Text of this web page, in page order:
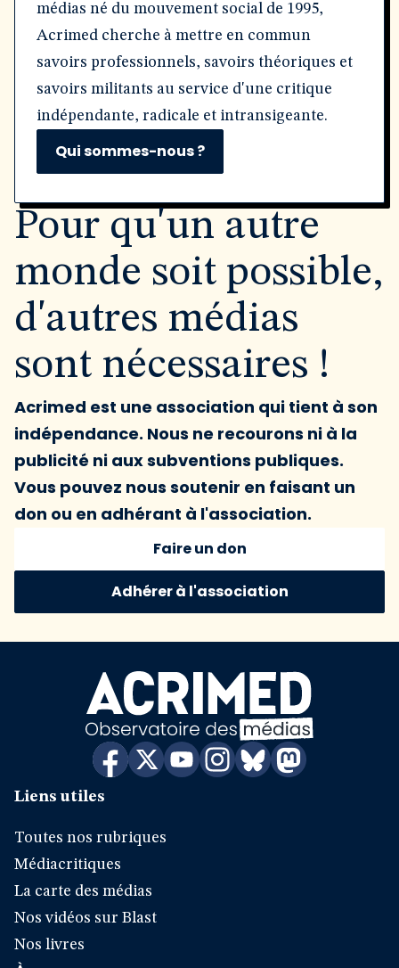
médias né du mouvement social de 1995,
Acrimed cherche à mettre en commun
savoirs professionnels, savoirs théoriques et
savoirs militants au service d'une critique
indépendante, radicale et intransigeante.
Qui sommes-nous ?
Pour qu'un autre
monde soit possible,
d'autres médias
sont nécessaires !
Acrimed est une association qui tient à son
indépendance. Nous ne recourons ni à la
publicité ni aux subventions publiques.
Vous pouvez nous soutenir en faisant un
don ou en adhérant à l'association.
Faire un don
Adhérer à l'association
Liens utiles
Toutes nos rubriques
Médiacritiques
La carte des médias
Nos vidéos sur Blast
Nos livres